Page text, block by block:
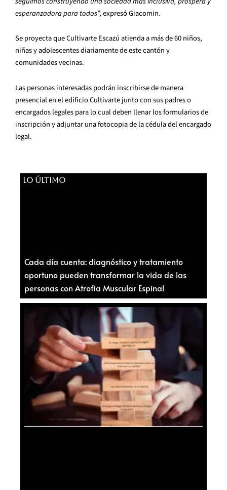
esperanzadora para todos”, expresó Giacomin.
Se proyecta que Cultivarte Escazú atienda a más de 60 niños,
niñas y adolescentes diariamente de este cantón y
comunidades vecinas.
Las personas interesadas podrán inscribirse de manera
presencial en el edificio Cultivarte junto con sus padres o
encargados legales para lo cual deben llenar los formularios de
inscripción y adjuntar una fotocopia de la cédula del encargado
legal.
LO ÚLTIMO
Cada día cuenta: diagnóstico y tratamiento
oportuno pueden transformar la vida de las
personas con Atrofia Muscular Espinal